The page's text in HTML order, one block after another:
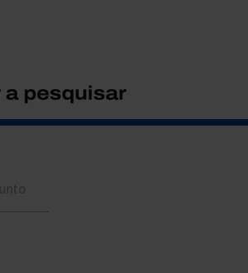
a pesquisar